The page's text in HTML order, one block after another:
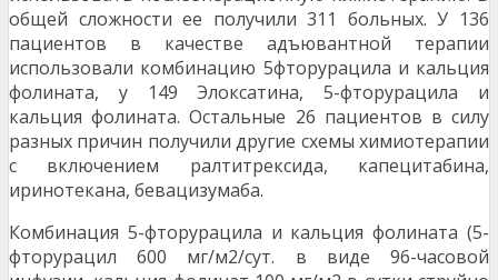
общей сложности ее получили 311 больных. У 136
пациентов в качестве адъювант­ной терапии
использовали комбинацию 5фторурацила и кальция
фолината, у 149 Элоксатина, 5-фторурацила и
кальция фолината. Остальные 26 пациентов в силу
разных причин получили другие схемы химиотерапии
с включе­нием ралтитрексида, капецитабина,
иринотекана, бевацизумаба.
Комбинация 5-фторурацила и кальция фолината (5-
фторурацил 600 мг/м2/сут. в виде 96-часовой